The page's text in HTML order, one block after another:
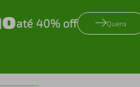
até 40% off Quero